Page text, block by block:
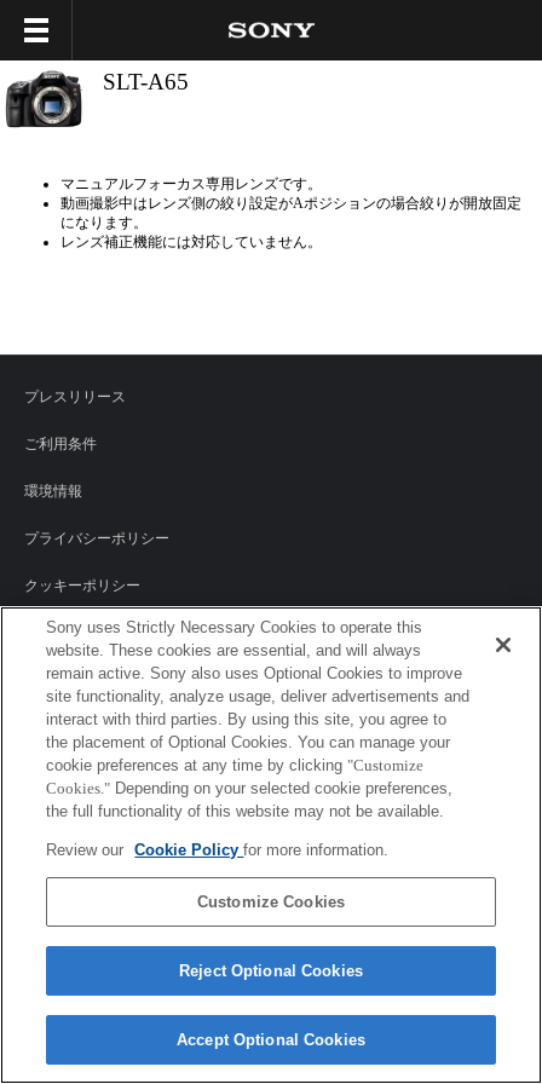
SLT-A65
マニュアルフォーカス専用レンズです。
動画撮影中はレンズ側の絞り設定がAポジションの場合絞りが開放固定
になります。
レンズ補正機能には対応していません。
プレスリリース
ご利用条件
環境情報
プライバシーポリシー
クッキーポリシー
Sony Corporation, Sony Marketing Inc.
Sony uses Strictly Necessary Cookies to operate this
website. These cookies are essential, and will always
remain active. Sony also uses Optional Cookies to improve
site functionality, analyze usage, deliver advertisements and
interact with third parties. By using this site, you agree to
the placement of Optional Cookies. You can manage your
cookie preferences at any time by clicking "Customize
Cookies." Depending on your selected cookie preferences,
the full functionality of this website may not be available.
Review our Cookie Policyfor more information.
Customize Cookies
Reject Optional Cookies
Accept Optional Cookies